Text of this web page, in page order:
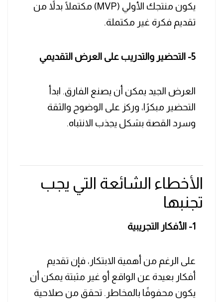
يكون منتجك الأولي (MVP) مكتملًا بدلاً من
تقديم فكرة غير مكتملة.
5- التحضير والتدريب على العرض التقديمي
العرض الجيد يمكن أن يصنع الفارق. ابدأ
التحضير مبكرًا، وركز على الوضوح والثقة
وسرد القصة بشكل يجذب الانتباه.
الأخطاء الشائعة التي يجب
تجنبها
1- الأفكار التجريبية
على الرغم من أهمية الابتكار، فإن تقديم
أفكار بعيدة عن الواقع أو غير مثبتة يمكن أن
يكون محفوفًا بالمخاطر. تحقق من صلاحية